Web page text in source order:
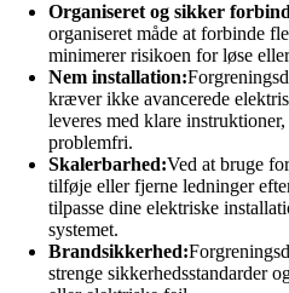
Organiseret og sikker
organiseret måde at forbinde
minimerer risikoen for løse
Nem installation:
kræver ikke avancerede
leveres med klare
problemfri.
Skalerbarhed:Ved at bruge
tilføje eller fjerne ledninger
tilpasse dine elektriske
systemet.
Brandsikkerhed:
strenge sikkerhedsstandarder